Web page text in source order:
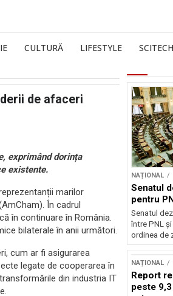
CULTURĂ LIFESTYLE SCITECH
de afaceri
exprimând dorința
existente.
marilor
În cadrul
în continuare în România.
bilaterale în anii următori.
cum ar fi asigurarea
legate de cooperarea în
din industria IT
NAȚIONAL
Senatul
pentru
Senatul
între PNL și
ordinea de
NAȚIONAL
Report
peste